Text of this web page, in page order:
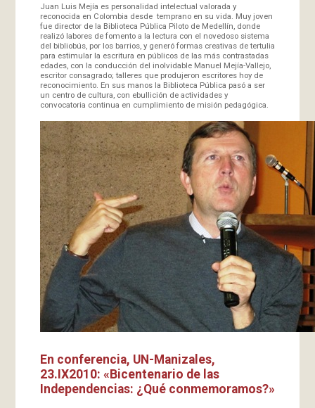
Juan Luis Mejía es personalidad intelectual valorada y
reconocida en Colombia desde temprano en su vida. Muy joven
fue director de la Biblioteca Pública Piloto de Medellín, donde
realizó labores de fomento a la lectura con el novedoso sistema
del bibliobús, por los barrios, y generó formas creativas de tertulia
para estimular la escritura en públicos de las más contrastadas
edades, con la conducción del inolvidable Manuel Mejía-Vallejo,
escritor consagrado; talleres que produjeron escritores hoy de
reconocimiento. En sus manos la Biblioteca Pública pasó a ser
un centro de cultura, con ebullición de actividades y
convocatoria continua en cumplimiento de misión pedagógica.
En conferencia, UN-Manizales,
23.IX2010: «Bicentenario de las
Independencias: ¿Qué conmemoramos?»